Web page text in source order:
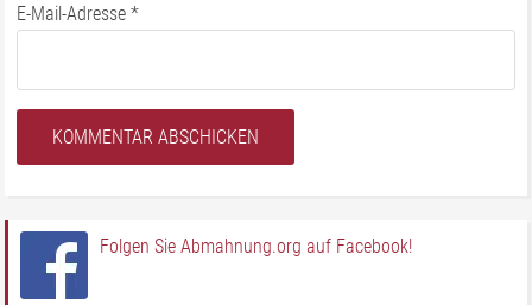
E-Mail-Adresse*
Folgen Sie Abmahnung.org auf Facebook!